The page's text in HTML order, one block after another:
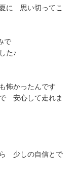
に 思い切ってこ
で
た♪
怖かったんです
安心して走れま
少しの自信とで